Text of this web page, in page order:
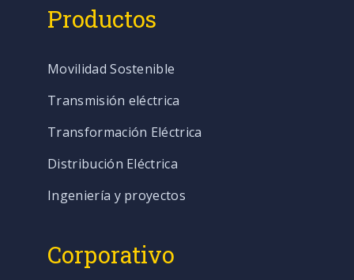
Productos
Movilidad Sostenible
Transmisión eléctrica
Transformación Eléctrica
Distribución Eléctrica
Ingeniería y proyectos
Corporativo